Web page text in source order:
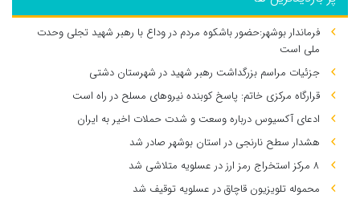
فرماندار بوشهر:حضور باشکوه مردم در وداع با رهبر شهید تجلی وحدت
ملی است
جزئیات مراسم بزرگداشت رهبر شهید در شهرستان دشتی
قرارگاه مرکزی خاتم: پاسخ کوبنده نیروهای مسلح در راه است
ادعای آکسیوس درباره وسعت و شدت حملات اخیر به ایران
هشدار سطح نارنجی در استان بوشهر صادر شد
۸ مرکز استخراج رمز ارز در عسلویه متلاشی شد
محموله تلویزیون قاچاق در عسلویه توقیف شد